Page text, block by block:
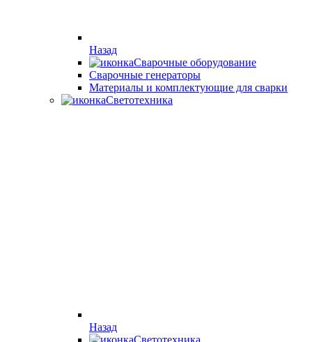
Назад
Сварочные оборудование
Cварочные генераторы
Материалы и комплектующие для сварки
Светотехника
Назад
Светотехника